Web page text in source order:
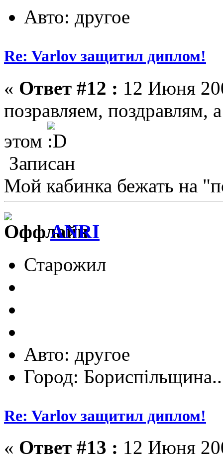
Авто: другое
Re: Varlov защитил диплом!
« Ответ #12 : 12 Июня
позравляем, поздравлям,
этом
Записан
Мой кабинка бежать на
ANRI
Старожил
Авто: другое
Город:
Re: Varlov защитил диплом!
« Ответ #13 : 12 Июня